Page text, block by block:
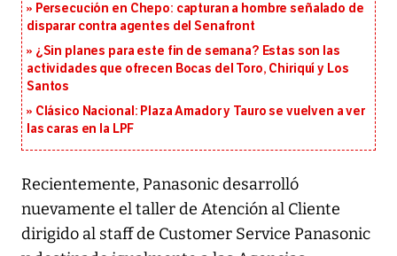
Persecución en Chepo: capturan a hombre señalado de
disparar contra agentes del Senafront
¿Sin planes para este fin de semana? Estas son las
actividades que ofrecen Bocas del Toro, Chiriquí y Los
Santos
Clásico Nacional: Plaza Amador y Tauro se vuelven a ver
las caras en la LPF
Recientemente, Panasonic desarrolló
nuevamente el taller de Atención al Cliente
dirigido al staff de Customer Service Panasonic